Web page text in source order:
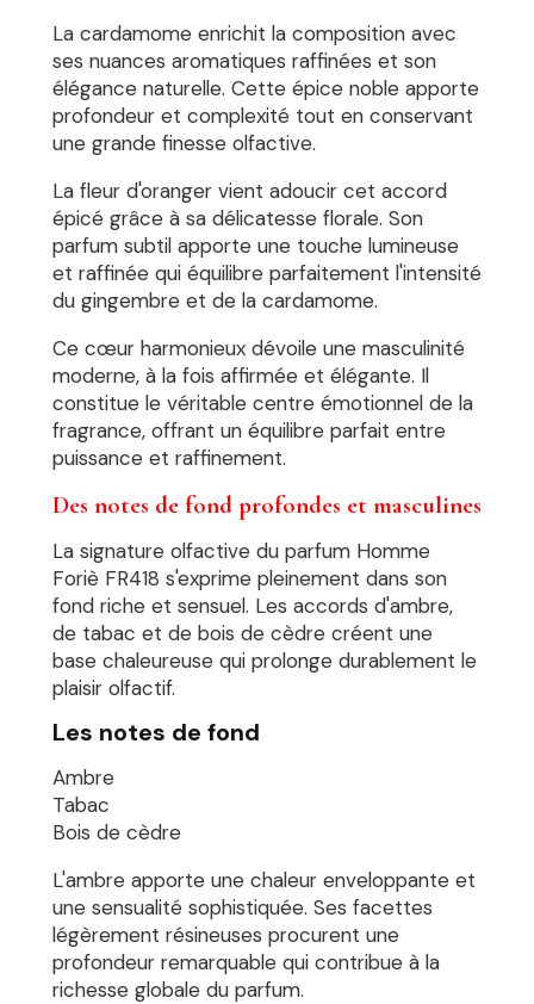
La cardamome enrichit la composition avec
ses nuances aromatiques raffinées et son
élégance naturelle. Cette épice noble apporte
profondeur et complexité tout en conservant
une grande finesse olfactive.
La fleur d'oranger vient adoucir cet accord
épicé grâce à sa délicatesse florale. Son
parfum subtil apporte une touche lumineuse
et raffinée qui équilibre parfaitement l'intensité
du gingembre et de la cardamome.
Ce cœur harmonieux dévoile une masculinité
moderne, à la fois affirmée et élégante. Il
constitue le véritable centre émotionnel de la
fragrance, offrant un équilibre parfait entre
puissance et raffinement.
Des notes de fond profondes et masculines
La signature olfactive du parfum Homme
Foriè FR418 s'exprime pleinement dans son
fond riche et sensuel. Les accords d'ambre,
de tabac et de bois de cèdre créent une
base chaleureuse qui prolonge durablement le
plaisir olfactif.
Les notes de fond
Ambre
Tabac
Bois de cèdre
L'ambre apporte une chaleur enveloppante et
une sensualité sophistiquée. Ses facettes
légèrement résineuses procurent une
profondeur remarquable qui contribue à la
richesse globale du parfum.